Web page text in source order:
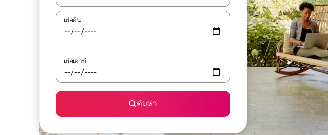
เช็คอิน
เช็คเอาท์
ค้นหา